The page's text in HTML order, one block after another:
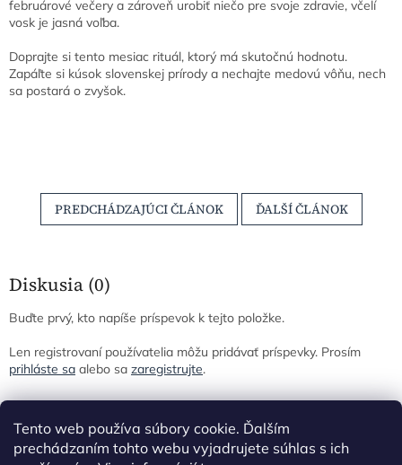
Tento web používa súbory cookie. Ďalším
prechádzaním tohto webu vyjadrujete súhlas s ich
februárové večery a zároveň urobiť niečo pre svoje zdravie, včelí
vosk je jasná voľba.
Doprajte si tento mesiac rituál, ktorý má skutočnú hodnotu.
Zapáľte si kúsok slovenskej prírody a nechajte medovú vôňu, nech
sa postará o zvyšok.
PREDCHÁDZAJÚCI ČLÁNOK ĎALŠÍ ČLÁNOK
Diskusia (0)
Buďte prvý, kto napíše príspevok k tejto položke.
Len registrovaní používatelia môžu pridávať príspevky. Prosím
prihláste sa alebo sa zaregistrujte.
Z